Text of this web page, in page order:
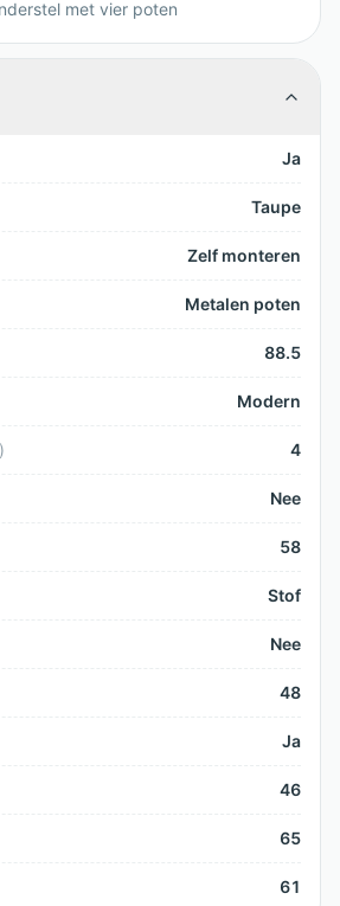
met vier poten
Ja
Taupe
Zelf monteren
Metalen poten
88.5
Modern
) 4
Nee
58
Stof
Nee
48
Ja
46
65
61